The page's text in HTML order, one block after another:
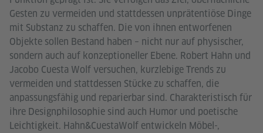
Gesten zu vermeiden und stattdessen unprätentiöse Dinge
mit Substanz zu schaffen. Die von ihnen entworfenen
Objekte sollen Bestand haben – nicht nur auf physischer,
sondern auch auf konzeptioneller Ebene. Robert Hahn und
Jacobo Cuesta Wolf versuchen, kurzlebige Trends zu
vermeiden und stattdessen Stücke zu schaffen, die
anpassungsfähig und reparierbar sind. Charakteristisch für
ihre Designphilosophie sind auch Humor und poetische
Leichtigkeit. Hahn&CuestaWolf entwickeln Möbel-,